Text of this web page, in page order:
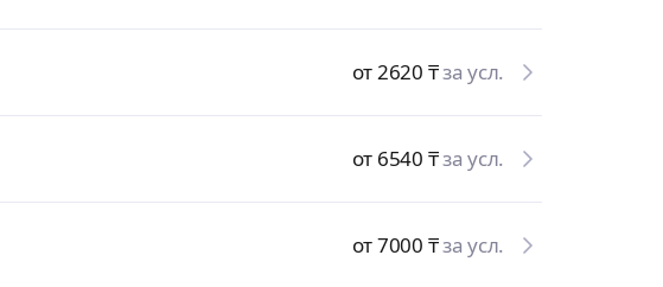
от 2620 ₸за усл.
от 6540 ₸за усл.
от 7000 ₸за усл.